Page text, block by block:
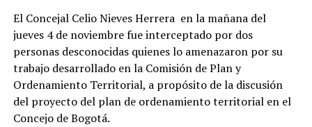
El Concejal Celio Nieves Herrera en la mañana del
jueves 4 de noviembre fue interceptado por dos
personas desconocidas quienes lo amenazaron por su
trabajo desarrollado en la Comisión de Plan y
Ordenamiento Territorial, a propósito de la discusión
del proyecto del plan de ordenamiento territorial en el
Concejo de Bogotá.